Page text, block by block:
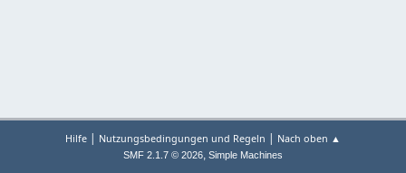
Hilfe | Nutzungsbedingungen und Regeln | Nach oben ▲
SMF 2.1.7 © 2026, Simple Machines